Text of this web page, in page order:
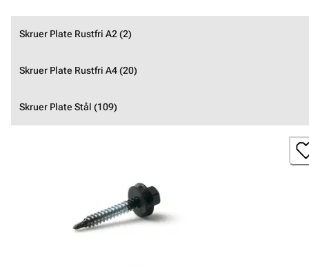
Skruer Plate Rustfri A2 (2)
Skruer Plate Rustfri A4 (20)
Skruer Plate Stål (109)